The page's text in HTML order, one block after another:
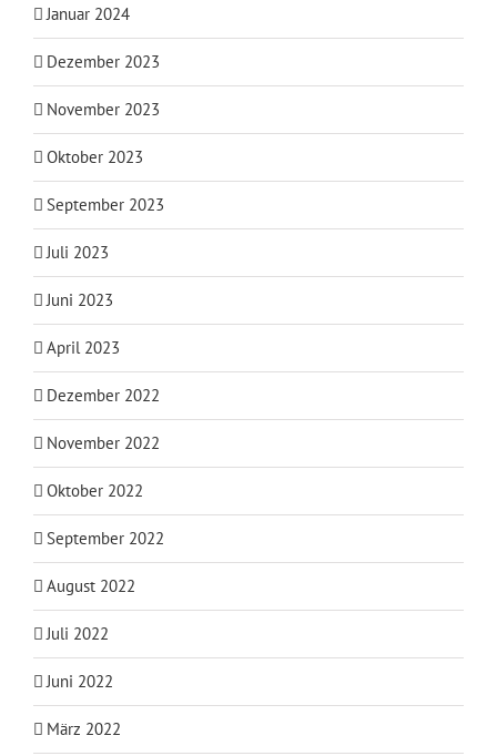
Januar 2024
Dezember 2023
November 2023
Oktober 2023
September 2023
Juli 2023
Juni 2023
April 2023
Dezember 2022
November 2022
Oktober 2022
September 2022
August 2022
Juli 2022
Juni 2022
März 2022